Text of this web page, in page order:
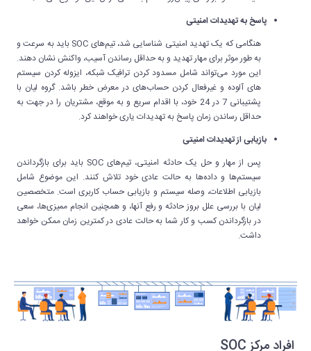
پاسخ به تهدیدات امنیتی
هنگامی که یک تهدید امنیتی شناسایی شد، تیم‌های SOC باید به سرعت و
به طور موثر برای مهار تهدید و به حداقل رساندن آسیب، واکنش نشان دهند.
این مورد می‌تواند شامل مسدود کردن ترافیک شبکه، ایزوله کردن سیستم
های آلوده و غیرفعال کردن حساب‌های در معرض خطر باشد. گروه لیان با
پشتیبانی 7 در 24 خود، با اقدام سریع و به موقع، مشتریان را در جهت به
حداقل رساندن زمان پاسخ به تهدیدات یاری خواهند کرد.
بازیابی از تهدیدات امنیتی
پس از مهار و حل یک حادثه امنیتی، تیم‌های SOC باید برای بازگرداندن
سیستم‌ها و داده‌ها به حالت عادی خود تلاش کنند. این موضوع شامل
بازیابی اطلاعات، وصله سیستم و بازیابی حساب کاربری است. متخصصین
لیان با بررسی علل بروز حادثه و رفع آنها، و همچنین انجام ممیزی‌ها، سعی
در بازگرداندن کسب و کار شما به حالت عادی در کمترین زمان ممکن خواهد
داشت.
افراد مرکز SOC